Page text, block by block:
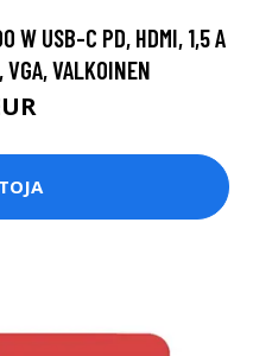
W USB-C PD, HDMI, 1,5 A
VALKOINEN